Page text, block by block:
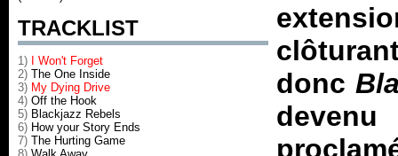
TRACKLIST
1) I Won't Forget
2) The One Inside
3) My Dying Drive
4) Off the Hook
5) Blackjazz Rebels
6) How your Story Ends
7) The Hurting Game
donc